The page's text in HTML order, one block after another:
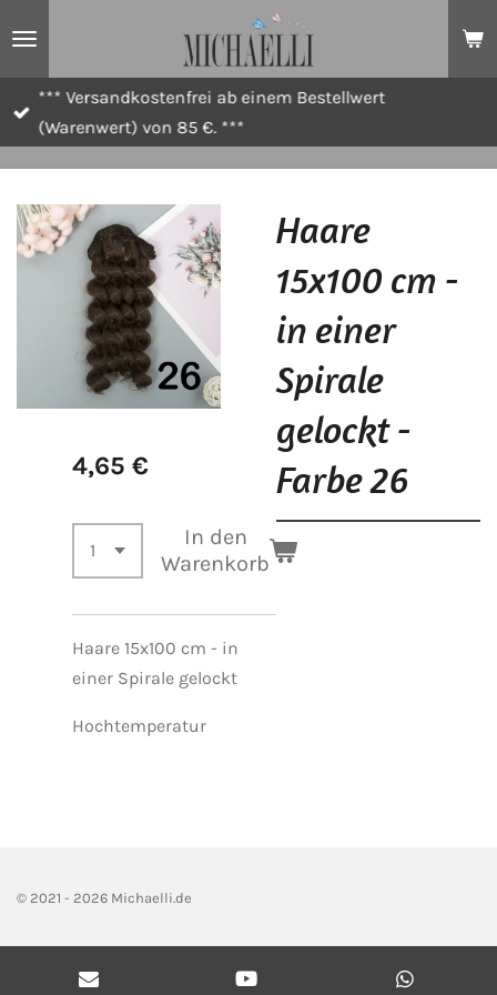
*** Versandkostenfrei ab einem Bestellwert
(Warenwert) von 85 €. ***
Haare
15x100 cm -
in einer
Spirale
gelockt -
Farbe 26
4,65 €
In den
Warenkorb
Haare 15x100 cm - in
einer Spirale gelockt
Hochtemperatur
© 2021 - 2026 Michaelli.de